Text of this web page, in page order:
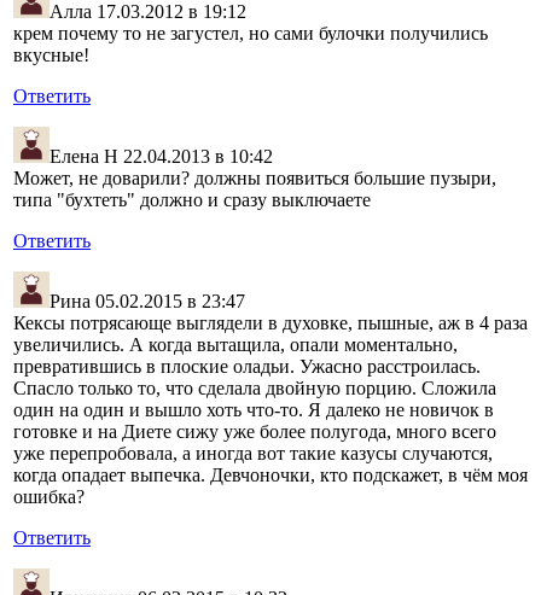
Алла 17.03.2012 в 19:12
крем почему то не загустел, но сами булочки получились
вкусные!
Ответить
Елена Н 22.04.2013 в 10:42
Может, не доварили? должны появиться большие пузыри,
типа "бухтеть" должно и сразу выключаете
Ответить
Рина 05.02.2015 в 23:47
Кексы потрясающе выглядели в духовке, пышные, аж в 4 раза
увеличились. А когда вытащила, опали моментально,
превратившись в плоские оладьи. Ужасно расстроилась.
Спасло только то, что сделала двойную порцию. Сложила
один на один и вышло хоть что-то. Я далеко не новичок в
готовке и на Диете сижу уже более полугода, много всего
уже перепробовала, а иногда вот такие казусы случаются,
когда опадает выпечка. Девчоночки, кто подскажет, в чём моя
ошибка?
Ответить